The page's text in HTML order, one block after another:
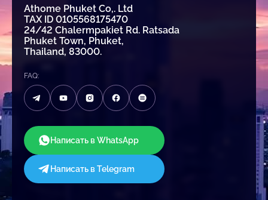
Athome Phuket Co,. Ltd
TAX ID 0105568175470
24/42 Chalermpakiet Rd. Ratsada
Phuket Town, Phuket,
Thailand, 83000.
FAQ:
Написать в WhatsApp
Написать в Telegram